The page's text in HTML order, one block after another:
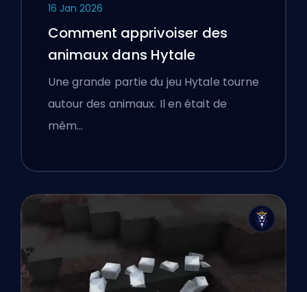
16 Jan 2026
Comment apprivoiser des
animaux dans Hytale
Une grande partie du jeu Hytale tourne
autour des animaux. Il en était de
mêm…